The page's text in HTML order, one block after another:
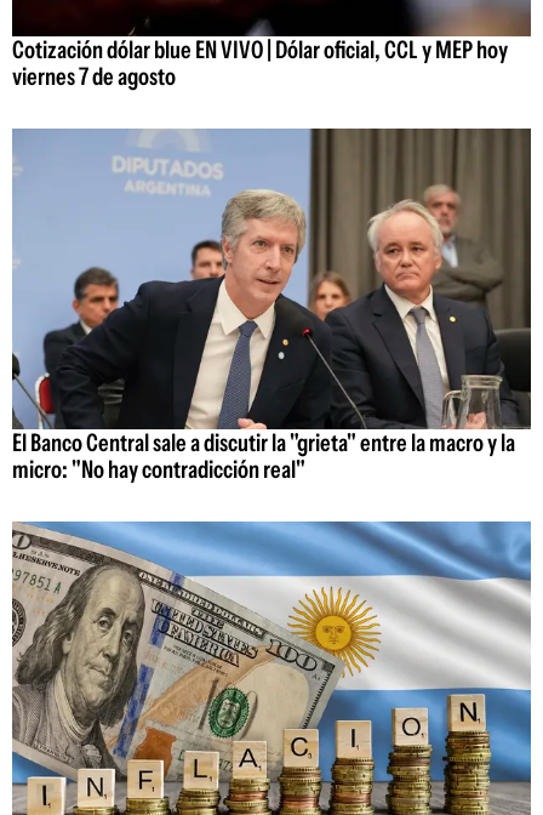
Cotización dólar blue EN VIVO | Dólar oficial, CCL y MEP hoy
viernes 7 de agosto
El Banco Central sale a discutir la "grieta" entre la macro y la
micro: "No hay contradicción real"